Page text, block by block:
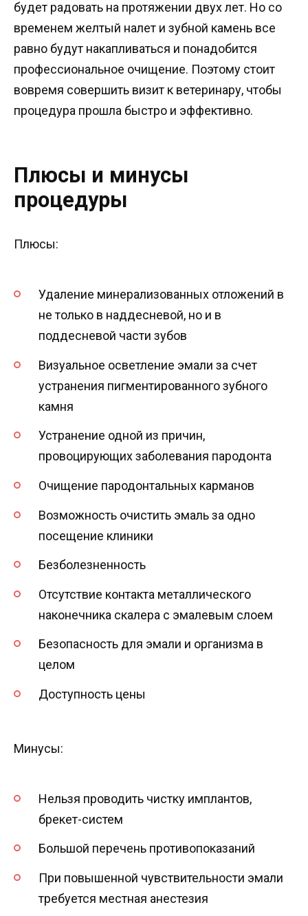
будет радовать на протяжении двух лет. Но со
временем желтый налет и зубной камень все
равно будут накапливаться и понадобится
профессиональное очищение. Поэтому стоит
вовремя совершить визит к ветеринару, чтобы
процедура прошла быстро и эффективно.
Плюсы и минусы
процедуры
Плюсы:
Удаление минерализованных отложений в
не только в наддесневой, но и в
поддесневой части зубов
Визуальное осветление эмали за счет
устранения пигментированного зубного
камня
Устранение одной из причин,
провоцирующих заболевания пародонта
Очищение пародонтальных карманов
Возможность очистить эмаль за одно
посещение клиники
Безболезненность
Отсутствие контакта металлического
наконечника скалера с эмалевым слоем
Безопасность для эмали и организма в
целом
Доступность цены
Минусы:
Нельзя проводить чистку имплантов,
брекет-систем
Большой перечень противопоказаний
При повышенной чувствительности эмали
требуется местная анестезия